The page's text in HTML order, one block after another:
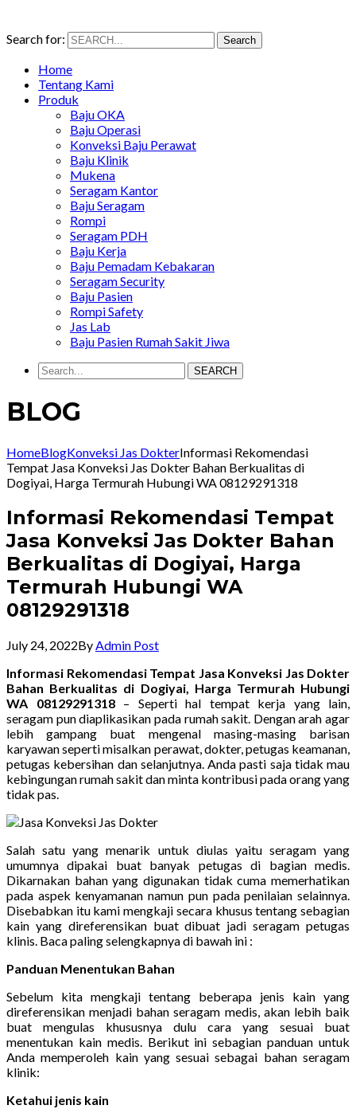
Search for: Search
Home
Tentang Kami
Produk
Baju OKA
Baju Operasi
Konveksi Baju Perawat
Baju Klinik
Mukena
Seragam Kantor
Baju Seragam
Rompi
Seragam PDH
Baju Kerja
Baju Pemadam Kebakaran
Seragam Security
Baju Pasien
Rompi Safety
Jas Lab
Baju Pasien Rumah Sakit Jiwa
SEARCH
BLOG
HomeBlogKonveksi Jas DokterInformasi Rekomendasi
Tempat Jasa Konveksi Jas Dokter Bahan Berkualitas di
Dogiyai, Harga Termurah Hubungi WA 08129291318
Informasi Rekomendasi Tempat
Jasa Konveksi Jas Dokter Bahan
Berkualitas di Dogiyai, Harga
Termurah Hubungi WA
08129291318
July 24, 2022By Admin Post
Informasi Rekomendasi Tempat Jasa Konveksi Jas Dokter
Bahan Berkualitas di Dogiyai, Harga Termurah Hubungi
WA 08129291318– Seperti hal tempat kerja yang lain,
seragam pun diaplikasikan pada rumah sakit. Dengan arah agar
lebih gampang buat mengenal masing-masing barisan
karyawan seperti misalkan perawat, dokter, petugas keamanan,
petugas kebersihan dan selanjutnya. Anda pasti saja tidak mau
kebingungan rumah sakit dan minta kontribusi pada orang yang
tidak pas.
Salah satu yang menarik untuk diulas yaitu seragam yang
umumnya dipakai buat banyak petugas di bagian medis.
Dikarnakan bahan yang digunakan tidak cuma memerhatikan
pada aspek kenyamanan namun pun pada penilaian selainnya.
Disebabkan itu kami mengkaji secara khusus tentang sebagian
kain yang direferensikan buat dibuat jadi seragam petugas
klinis. Baca paling selengkapnya di bawah ini :
Panduan Menentukan Bahan
Sebelum kita mengkaji tentang beberapa jenis kain yang
direferensikan menjadi bahan seragam medis, akan lebih baik
buat mengulas khususnya dulu cara yang sesuai buat
menentukan kain medis. Berikut ini sebagian panduan untuk
Anda memperoleh kain yang sesuai sebagai bahan seragam
klinik:
Ketahui jenis kain